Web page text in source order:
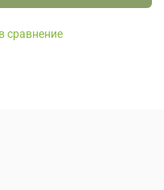
сравнение